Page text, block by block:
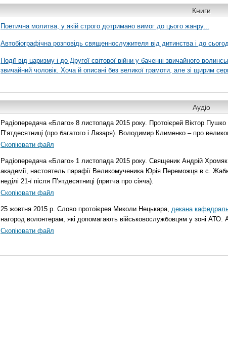
Книги
Поетична молитва, у якій строго дотримано вимог до цього жанру...
Автобіографічна розповідь священнослужителя від дитинства і до
Події від царизму і до Другої світової війни у баченні звичайного
звичайний чоловік. Хоча й описані без великої грамоти, але зі щирим
Аудіо
Радіопередача «Благо» 8 листопада 2015 року. Протоієрей Віктор Пушко
П’ятдесятниці (про багатого і Лазаря). Володимир Клименко – про
Скопіювати файл
Радіопередача «Благо» 1 листопада 2015 року. Священик Андрій
академії, настоятель парафії Великомученика Юрія Переможця в с.
неділі 21-ї після П’ятдесятниці (притча про сіяча).
Скопіювати файл
25 жовтня 2015 р. Слово протоієрея Миколи Нецькара, декана
нагород волонтерам, які допомагають військовослужбовцям у зоні АТО.
Скопіювати файл